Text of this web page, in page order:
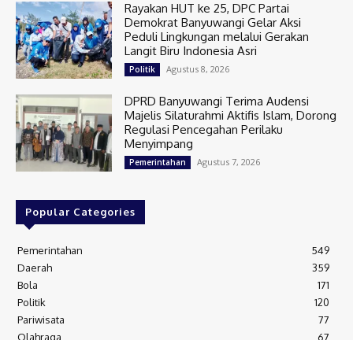
Rayakan HUT ke 25, DPC Partai
Demokrat Banyuwangi Gelar Aksi
Peduli Lingkungan melalui Gerakan
Langit Biru Indonesia Asri
Politik Agustus 8, 2026
DPRD Banyuwangi Terima Audensi
Majelis Silaturahmi Aktifis Islam, Dorong
Regulasi Pencegahan Perilaku
Menyimpang
Pemerintahan Agustus 7, 2026
Popular Categories
Pemerintahan
549
Daerah
359
Bola
171
Politik
120
Pariwisata
77
Olahraga
67